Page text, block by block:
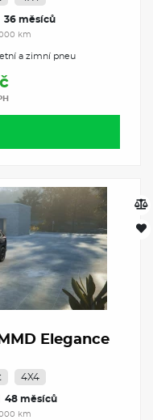
36 měsíců
km
a zimní pneu
Elegance
4X4
48 měsíců
km